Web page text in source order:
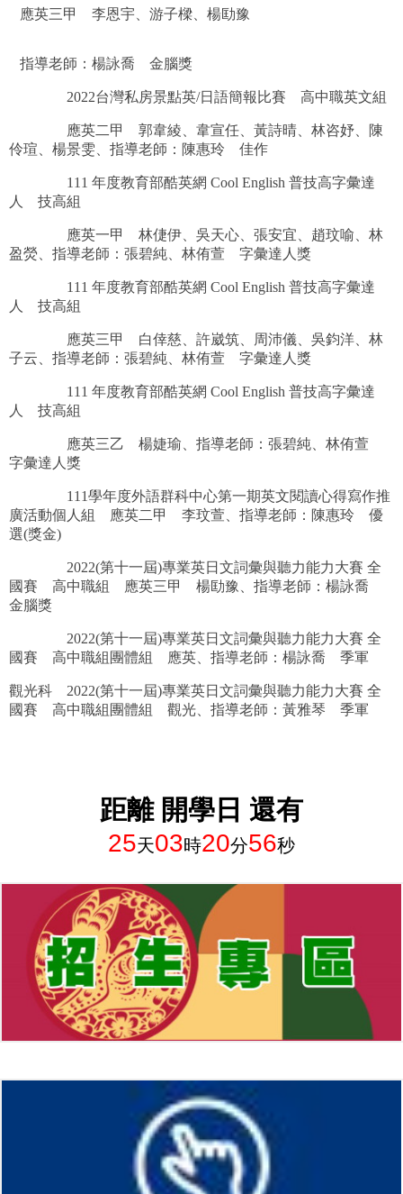
應英三甲 李恩宇、游子樑、楊劻豫
指導老師：楊詠喬 金腦獎
2022台灣私房景點英/日語簡報比賽 高中職英文組
應英二甲 郭韋綾、韋宣任、黃詩晴、林咨妤、陳
伶瑄、楊景雯、指導老師：陳惠玲 佳作
111 年度教育部酷英網 Cool English 普技高字彙達
人 技高組
應英一甲 林倢伊、吳天心、張安宜、趙玟喻、林
盈熒、指導老師：張碧純、林侑萱 字彙達人獎
111 年度教育部酷英網 Cool English 普技高字彙達
人 技高組
應英三甲 白倖慈、許崴筑、周沛儀、吳鈞洋、林
子云、指導老師：張碧純、林侑萱 字彙達人獎
111 年度教育部酷英網 Cool English 普技高字彙達
人 技高組
應英三乙 楊婕瑜、指導老師：張碧純、林侑萱
字彙達人獎
111學年度外語群科中心第一期英文閱讀心得寫作推
廣活動個人組 應英二甲 李玟萱、指導老師：陳惠玲 優
選(獎金)
2022(第十一屆)專業英日文詞彙與聽力能力大賽 全
國賽 高中職組 應英三甲 楊劻豫、指導老師：楊詠喬
金腦獎
2022(第十一屆)專業英日文詞彙與聽力能力大賽 全
國賽 高中職組團體組 應英、指導老師：楊詠喬 季軍
觀光科 2022(第十一屆)專業英日文詞彙與聽力能力大賽 全
國賽 高中職組團體組 觀光、指導老師：黃雅琴 季軍
距離 開學日 還有
25天03時20分54秒